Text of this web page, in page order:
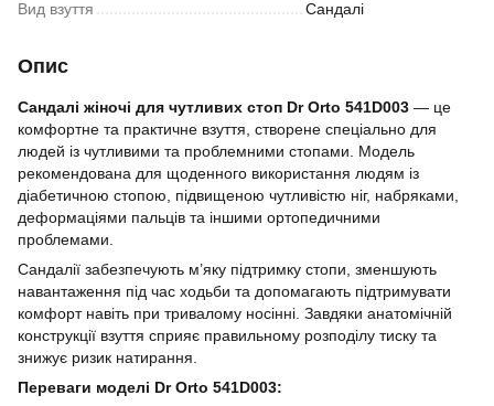
Вид взуття Сандалі
Опис
Cандалі жіночі для чутливих стоп Dr Orto 541D003 — це
комфортне та практичне взуття, створене спеціально для
людей із чутливими та проблемними стопами. Модель
рекомендована для щоденного використання людям із
діабетичною стопою, підвищеною чутливістю ніг, набряками,
деформаціями пальців та іншими ортопедичними
проблемами.
Сандалії забезпечують м’яку підтримку стопи, зменшують
навантаження під час ходьби та допомагають підтримувати
комфорт навіть при тривалому носінні. Завдяки анатомічній
конструкції взуття сприяє правильному розподілу тиску та
знижує ризик натирання.
Переваги моделі Dr Orto 541D003: